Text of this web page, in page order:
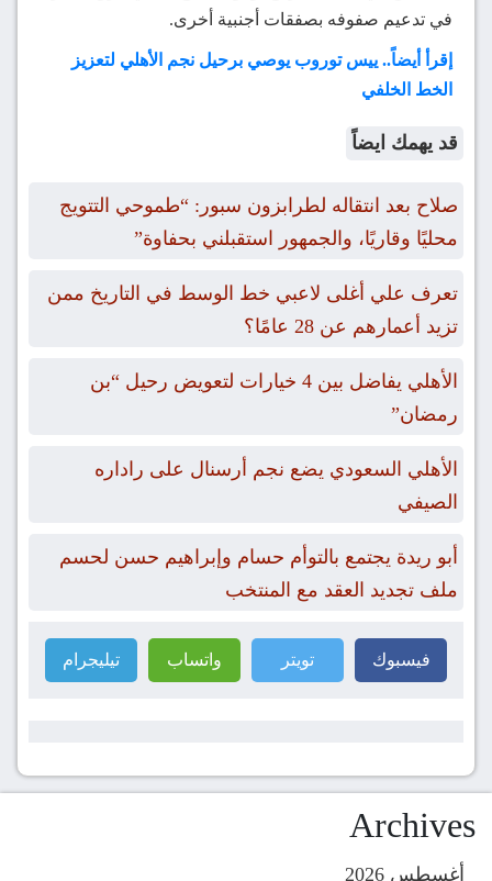
في تدعيم صفوفه بصفقات أجنبية أخرى.
إقرأ أيضاً.. ييس توروب يوصي برحيل نجم الأهلي لتعزيز
الخط الخلفي
قد يهمك ايضاً
صلاح بعد انتقاله لطرابزون سبور: “طموحي التتويج
محليًا وقاريًا، والجمهور استقبلني بحفاوة”
تعرف علي أغلى لاعبي خط الوسط في التاريخ ممن
تزيد أعمارهم عن 28 عامًا؟
الأهلي يفاضل بين 4 خيارات لتعويض رحيل “بن
رمضان”
الأهلي السعودي يضع نجم أرسنال على راداره
الصيفي
أبو ريدة يجتمع بالتوأم حسام وإبراهيم حسن لحسم
ملف تجديد العقد مع المنتخب
فيسبوك تويتر واتساب تيليجرام
Archives
أغسطس 2026